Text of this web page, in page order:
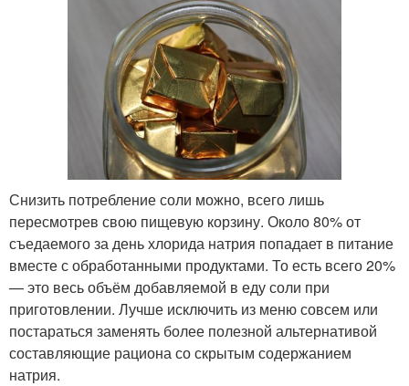
Снизить потребление соли можно, всего лишь
пересмотрев свою пищевую корзину. Около 80% от
съедаемого за день хлорида натрия попадает в питание
вместе с обработанными продуктами. То есть всего 20%
— это весь объём добавляемой в еду соли при
приготовлении. Лучше исключить из меню совсем или
постараться заменять более полезной альтернативой
составляющие рациона со скрытым содержанием
натрия.